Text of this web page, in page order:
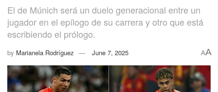
El de Múnich será un duelo generacional entre un
jugador en el epílogo de su carrera y otro que está
escribiendo el prólogo.
by Marianela Rodríguez June 7, 2025 AA